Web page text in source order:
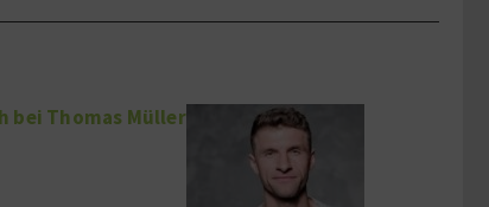
bei Thomas Müller